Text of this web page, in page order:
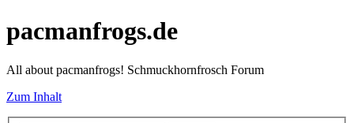
pacmanfrogs.de
All about pacmanfrogs! Schmuckhornfrosch Forum
Zum Inhalt